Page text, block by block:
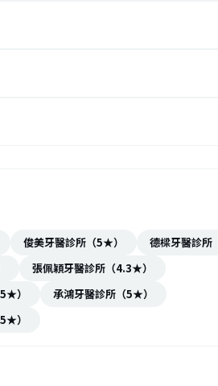
俊美牙醫診所（5★）
德樑牙醫診
張佩穎牙醫診所（4.3★）
）
承鴻牙醫診所（5★）
）